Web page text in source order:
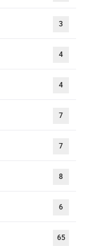
3
4
4
7
7
8
6
65